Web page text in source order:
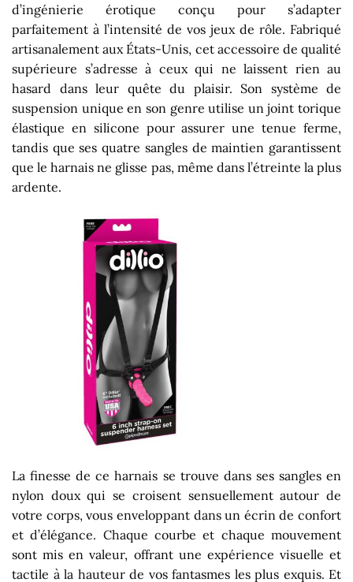
d’ingénierie érotique conçu pour s’adapter
parfaitement à l’intensité de vos jeux de rôle. Fabriqué
artisanalement aux États-Unis, cet accessoire de qualité
supérieure s’adresse à ceux qui ne laissent rien au
hasard dans leur quête du plaisir. Son système de
suspension unique en son genre utilise un joint torique
élastique en silicone pour assurer une tenue ferme,
tandis que ses quatre sangles de maintien garantissent
que le harnais ne glisse pas, même dans l’étreinte la plus
ardente.
La finesse de ce harnais se trouve dans ses sangles en
nylon doux qui se croisent sensuellement autour de
votre corps, vous enveloppant dans un écrin de confort
et d’élégance. Chaque courbe et chaque mouvement
sont mis en valeur, offrant une expérience visuelle et
tactile à la hauteur de vos fantasmes les plus exquis. Et